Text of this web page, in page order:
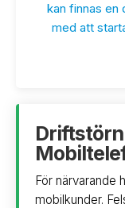
kan finnas en
med att
För närvarande
mobilkunder.